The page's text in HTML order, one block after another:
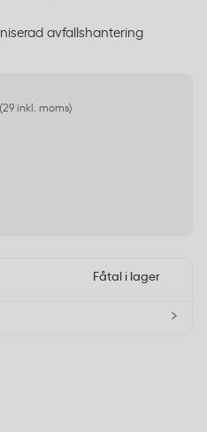
avfallshantering
(29 inkl. moms)
Fåtal i lager
›